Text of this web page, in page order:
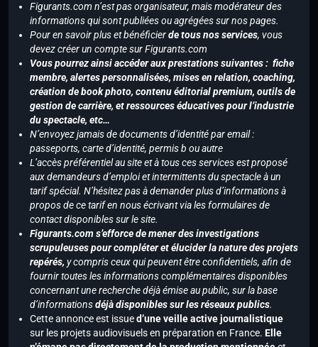
Figurants.com n’est pas organisateur, mais modérateur des
informations qui sont publiées ou agrégées sur nos pages.
Pour en savoir plus et bénéficierde tous nos services, vous
devez créer un compte sur Figurants.com
Vous pourrez ainsi accéder aux prestations suivantes : fiche
membre, alertes personnalisées, mises en relation, coaching,
création de book photo, contenu éditorial premium, outils de
gestion de carrière, et ressources éducatives pour l’industrie
du spectacle, etc…
N’envoyez jamais de documents d’identité par email :
passeports, carte d’identité, permis b ou autre
L’accès préférentiel au site et à tous ces services est proposé
aux demandeurs d’emploi et intermittents du spectacle à un
tarif spécial. N’hésitez pas à demander plus d’informations à
propos de ce tarif en nous écrivant via les formulaires de
contact disponibles sur le site.
Figurants.com s’efforce de mener des investigations
scrupuleuses pour compléter et élucider la nature des projets
repérés, y compris ceux qui peuvent être confidentiels, afin de
fournir toutes les informations complémentaires disponibles
concernant une recherche déjà émise au public, sur la base
d’informationsdéjà disponibles sur les réseaux publics.
Cette annonce est issued’une veille active journalistique
sur les projets audiovisuels en préparation en France. Elle